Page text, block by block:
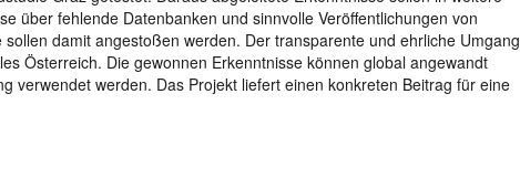
über fehlende Datenbanken und sinnvolle Veröffentlichungen von
damit angestoßen werden. Der transparente und ehrliche Umgang
Österreich. Die gewonnen Erkenntnisse können global angewandt
verwendet werden. Das Projekt liefert einen konkreten Beitrag für eine